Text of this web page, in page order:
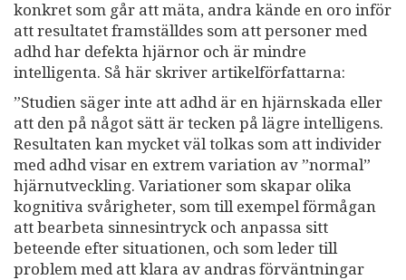
konkret som går att mäta, andra kände en oro inför
att resultatet framställdes som att personer med
adhd har defekta hjärnor och är mindre
intelligenta. Så här skriver artikelförfattarna:
”Studien säger inte att adhd är en hjärnskada eller
att den på något sätt är tecken på lägre intelligens.
Resultaten kan mycket väl tolkas som att individer
med adhd visar en extrem variation av ”normal”
hjärnutveckling. Variationer som skapar olika
kognitiva svårigheter, som till exempel förmågan
att bearbeta sinnesintryck och anpassa sitt
beteende efter situationen, och som leder till
problem med att klara av andras förväntningar